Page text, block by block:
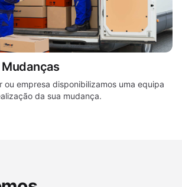
ou empresa disponibilizamos uma equipa
da sua mudança.